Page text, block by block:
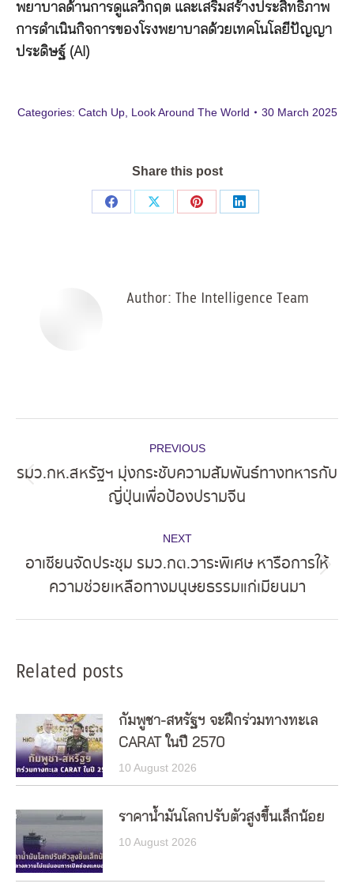
พยาบาลด้านการดูแลวิกฤต และเสริมสร้างประสิทธิภาพ
การดำเนินกิจการของโรงพยาบาลด้วยเทคโนโลยีปัญญา
ประดิษฐ์ (AI)
Categories: Catch Up, Look Around The World 30 March 2025
Share this post
Share
Share
Share
Share
Author: The Intelligence Team
navigation
PREVIOUS
post:
รมว.กห.สหรัฐฯ มุ่งกระชับความสัมพันธ์ทางทหารกับ
ญี่ปุ่นเพื่อป้องปรามจีน
NEXT
post:
อาเซียนจัดประชุม รมว.กต.วาระพิเศษ หารือการให้
ความช่วยเหลือทางมนุษยธรรมแก่เมียนมา
Related posts
กัมพูชา-สหรัฐฯ จะฝึกร่วมทางทะเล
CARAT ในปี 2570
10 August 2026
ราคาน้ำมันโลกปรับตัวสูงขึ้นเล็กน้อย
10 August 2026